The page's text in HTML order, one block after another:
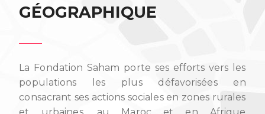
GÉOGRAPHIQUE
La Fondation Saham porte ses efforts vers les
populations les plus défavorisées en
consacrant ses actions sociales en zones rurales